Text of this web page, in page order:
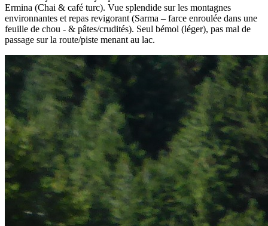
Ermina (Chai & café turc). Vue splendide sur les montagnes
environnantes et repas revigorant (Sarma – farce enroulée dans une
feuille de chou - & pâtes/crudités). Seul bémol (léger), pas mal de
passage sur la route/piste menant au lac.